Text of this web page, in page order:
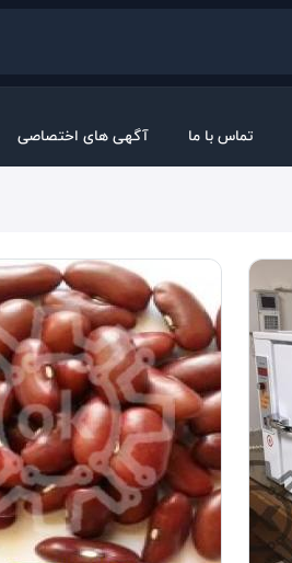
تماس با ما آگهی های اختصاصی